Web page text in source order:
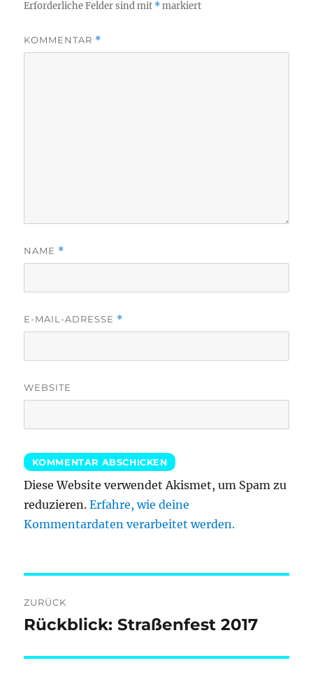
Erforderliche Felder sind mit *markiert
KOMMENTAR *
NAME *
E-MAIL-ADRESSE *
WEBSITE
Diese Website verwendet Akismet, um Spam zu
reduzieren.Erfahre, wie deine
Kommentardaten verarbeitet werden.
ZURÜCK
Vorheriger
Rückblick: Straßenfest 2017